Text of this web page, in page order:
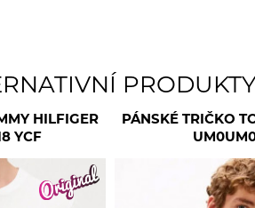
PRODUKTY
HILFIGER
YCF
PÁNSKÉ TRIČKO